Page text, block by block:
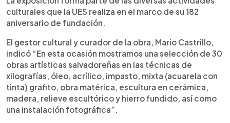
culturales que la UES realiza en el marco de su 182
aniversario de fundación.
El gestor cultural y curador de la obra, Mario Castrillo,
indicó “En esta ocasión mostramos una selección de 30
obras artísticas salvadoreñas en las técnicas de
xilografías, óleo, acrílico, impasto, mixta (acuarela con
tinta) grafito, obra matérica, escultura en cerámica,
madera, relieve escultórico y hierro fundido, así como
una instalación fotográfica”.